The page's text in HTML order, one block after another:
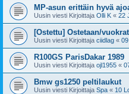
MP-asun erittäin hyvä
Uusin viesti Kirjoittaja Olli K « 22
[Ostettu] Ostetaan/
Uusin viesti Kirjoittaja ciidlag «
R100GS ParisDakar 1989
Uusin viesti Kirjoittaja ojl1955 «
Bmw gs1250 peltilaukut
Uusin viesti Kirjoittaja Spa « 10